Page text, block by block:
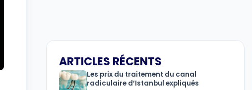
ARTICLES RÉCENTS
Les prix du traitement du canal
radiculaire d’Istanbul expliqués